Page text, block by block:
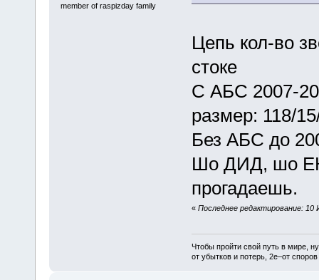
member of raspizday family
Цепь кол-во
стоке
С АБС 2007-
размер: 118/
Без АБС до
Шо ДИД, шо
прогадаешь.
« Последнее редактирование:
Чтобы пройти свой путь в мире,
от убытков и потерь, 2е–от